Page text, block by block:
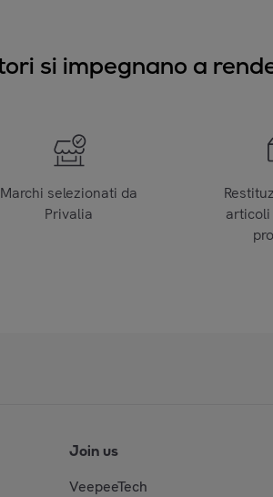
si impegnano a
Marchi selezionati da
Privalia
articoli
Join us
VeepeeTech